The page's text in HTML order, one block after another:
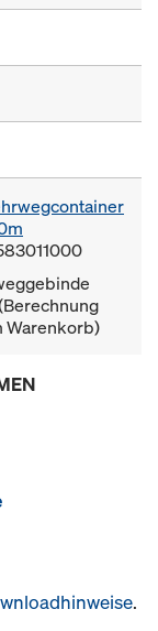
Warenkorb)
.